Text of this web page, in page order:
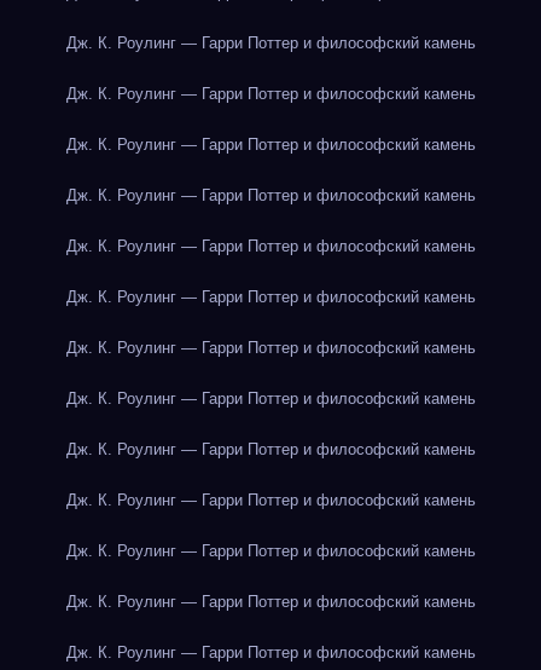
Дж. К. Роулинг — Гарри Поттер и философский камень
Дж. К. Роулинг — Гарри Поттер и философский камень
Дж. К. Роулинг — Гарри Поттер и философский камень
Дж. К. Роулинг — Гарри Поттер и философский камень
Дж. К. Роулинг — Гарри Поттер и философский камень
Дж. К. Роулинг — Гарри Поттер и философский камень
Дж. К. Роулинг — Гарри Поттер и философский камень
Дж. К. Роулинг — Гарри Поттер и философский камень
Дж. К. Роулинг — Гарри Поттер и философский камень
Дж. К. Роулинг — Гарри Поттер и философский камень
Дж. К. Роулинг — Гарри Поттер и философский камень
Дж. К. Роулинг — Гарри Поттер и философский камень
Дж. К. Роулинг — Гарри Поттер и философский камень